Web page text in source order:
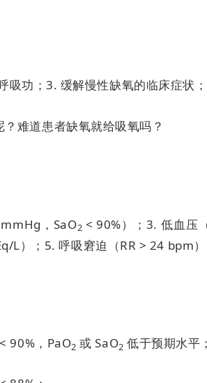
吸功；3. 缓解慢性缺氧的临床症状；
难道患者缺氧就给吸氧吗？
，SaO2 < 90%）； 3. 低血压
L）； 5. 呼吸窘迫（RR > 24 bpm）
< 90%，PaO2 或 SaO2 低于预期水平；